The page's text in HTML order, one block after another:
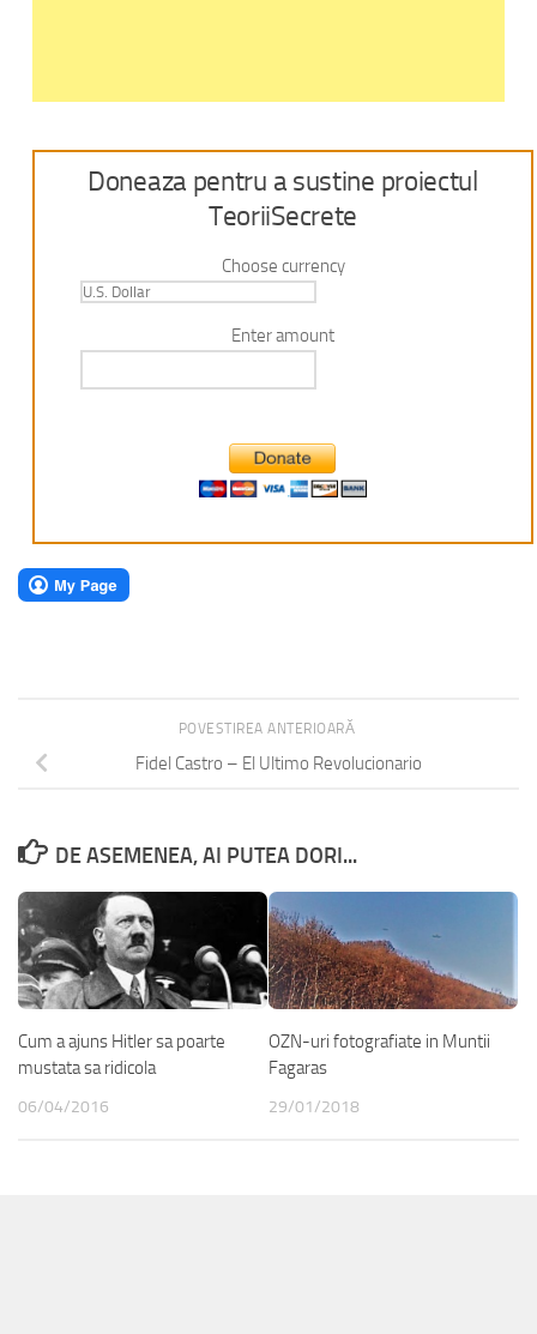
Doneaza pentru a sustine proiectul
TeoriiSecrete
Choose currency
Enter amount
POVESTIREA ANTERIOARĂ
Fidel Castro – El Ultimo Revolucionario
DE ASEMENEA, AI PUTEA DORI...
Cum a ajuns Hitler sa poarte
mustata sa ridicola
06/04/2016
OZN-uri fotografiate in Muntii
Fagaras
29/01/2018